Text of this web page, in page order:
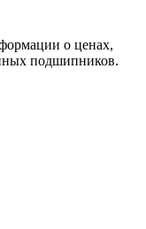
о ценах,
подшипников.